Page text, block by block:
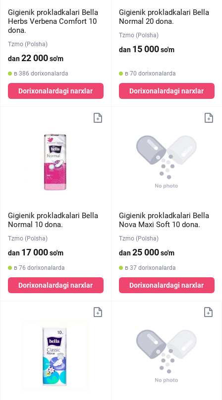
Gigienik prokladkalari Bella
Herbs Verbena Comfort 10
dona.
Tzmo (Polsha)
dan22 000so'm
в 386 dorixonalarda
Dorixonalardagi narxlar
Gigienik prokladkalari Bella
Normal 20 dona.
Tzmo (Polsha)
dan 15 000so'm
в 70 dorixonalarda
Dorixonalardagi narxlar
Gigienik prokladkalari Bella
Normal 10 dona.
Tzmo (Polsha)
dan 17 000so'm
в 76 dorixonalarda
Dorixonalardagi narxlar
Gigienik prokladkalari Bella
Nova Maxi Soft 10 dona.
Tzmo (Polsha)
dan25 000so'm
в 37 dorixonalarda
Dorixonalardagi narxlar